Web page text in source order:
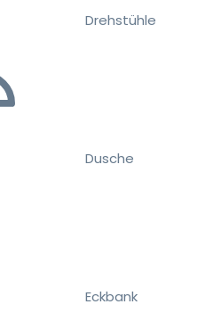
Drehstühle
Dusche
Eckbank